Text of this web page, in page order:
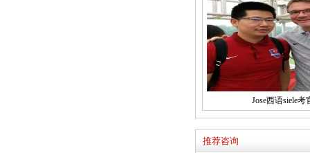
Jose西语siele考
推荐咨询